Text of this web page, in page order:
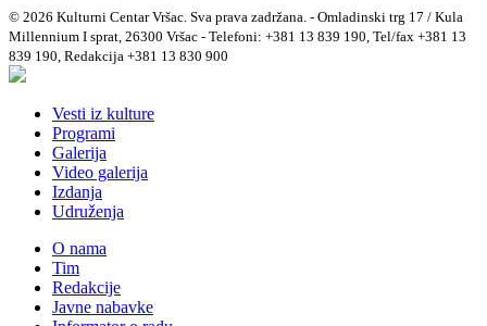
© 2026 Kulturni Centar Vršac. Sva prava zadržana. - Omladinski trg 17 / Kula
Millennium I sprat, 26300 Vršac - Telefoni: +381 13 839 190, Tel/fax +381 13
839 190, Redakcija +381 13 830 900
Vesti iz kulture
Programi
Galerija
Video galerija
Izdanja
Udruženja
O nama
Tim
Redakcije
Javne nabavke